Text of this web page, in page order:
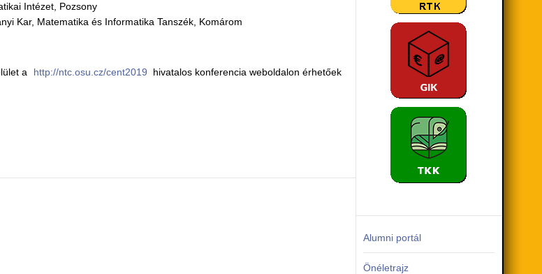
Intézet, Pozsony
Kar, Matematika és Informatika Tanszék, Komárom
a http://ntc.osu.cz/cent2019 hivatalos konferencia weboldalon érhetőek
Alumni portál
Önéletrajz